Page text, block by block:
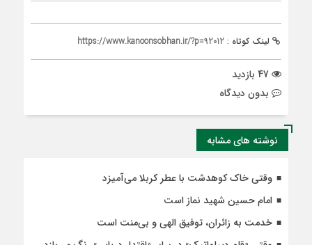
لینک کوتاه : https://www.kanoonsobhan.ir/?p=92012
بدون دیدگاه
نوشته های مشابه
وقتی خاک کوهدشت با عطر کربلا می‌آمیزد
امام حسین شهید نماز است
خدمت به زائران، توفیق الهی و بی‌منت است